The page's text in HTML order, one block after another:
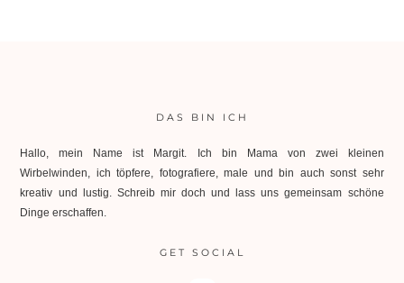
DAS BIN ICH
Hallo, mein Name ist Margit. Ich bin Mama von zwei kleinen
Wirbelwinden, ich töpfere, fotografiere, male und bin auch sonst sehr
kreativ und lustig. Schreib mir doch und lass uns gemeinsam schöne
Dinge erschaffen.
GET SOCIAL